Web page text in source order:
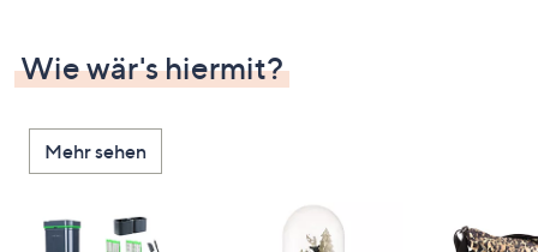
Wie wär's hiermit?
Mehr sehen